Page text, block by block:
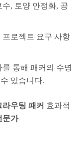
수, 토양 안정화, 공
프로젝트 요구 사항
통해 패커의 수명
있습니다.
라우팅 패커 효과적
문가